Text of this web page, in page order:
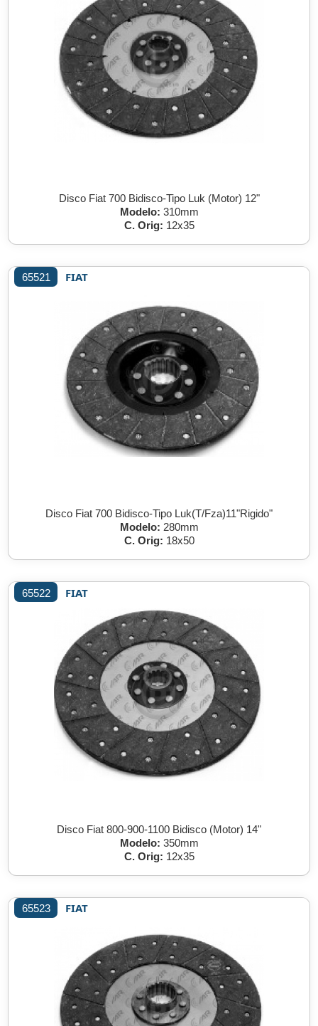
Disco Fiat 700 Bidisco-Tipo Luk (Motor) 12"
Modelo: 310mm
C. Orig: 12x35
65521 FIAT
Disco Fiat 700 Bidisco-Tipo Luk(T/Fza)11"Rigido"
Modelo: 280mm
C. Orig: 18x50
65522 FIAT
Disco Fiat 800-900-1100 Bidisco (Motor) 14"
Modelo: 350mm
C. Orig: 12x35
65523 FIAT